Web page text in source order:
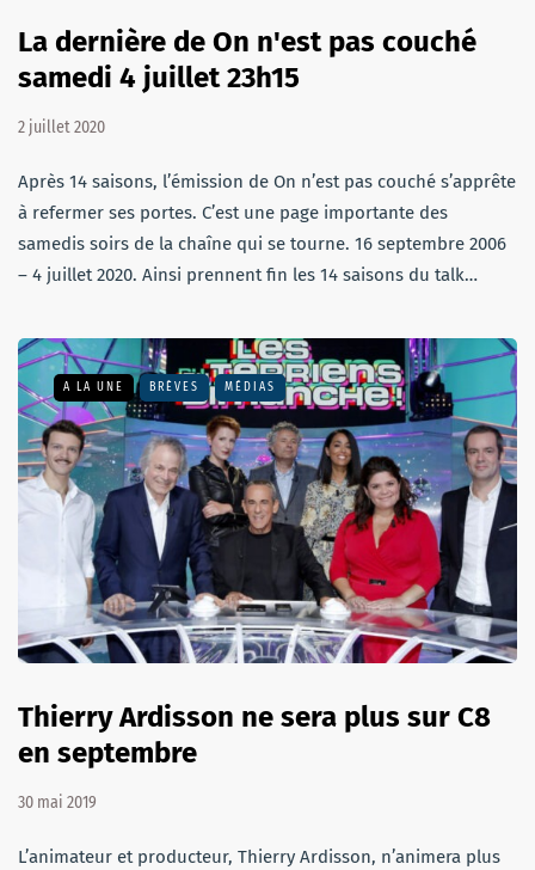
La dernière de On n'est pas couché
samedi 4 juillet 23h15
2 juillet 2020
Après 14 saisons, l’émission de On n’est pas couché s’apprête
à refermer ses portes. C’est une page importante des
samedis soirs de la chaîne qui se tourne. 16 septembre 2006
– 4 juillet 2020. Ainsi prennent fin les 14 saisons du talk…
A LA UNE BRÈVES MÉDIAS
Thierry Ardisson ne sera plus sur C8
en septembre
30 mai 2019
L’animateur et producteur, Thierry Ardisson, n’animera plus